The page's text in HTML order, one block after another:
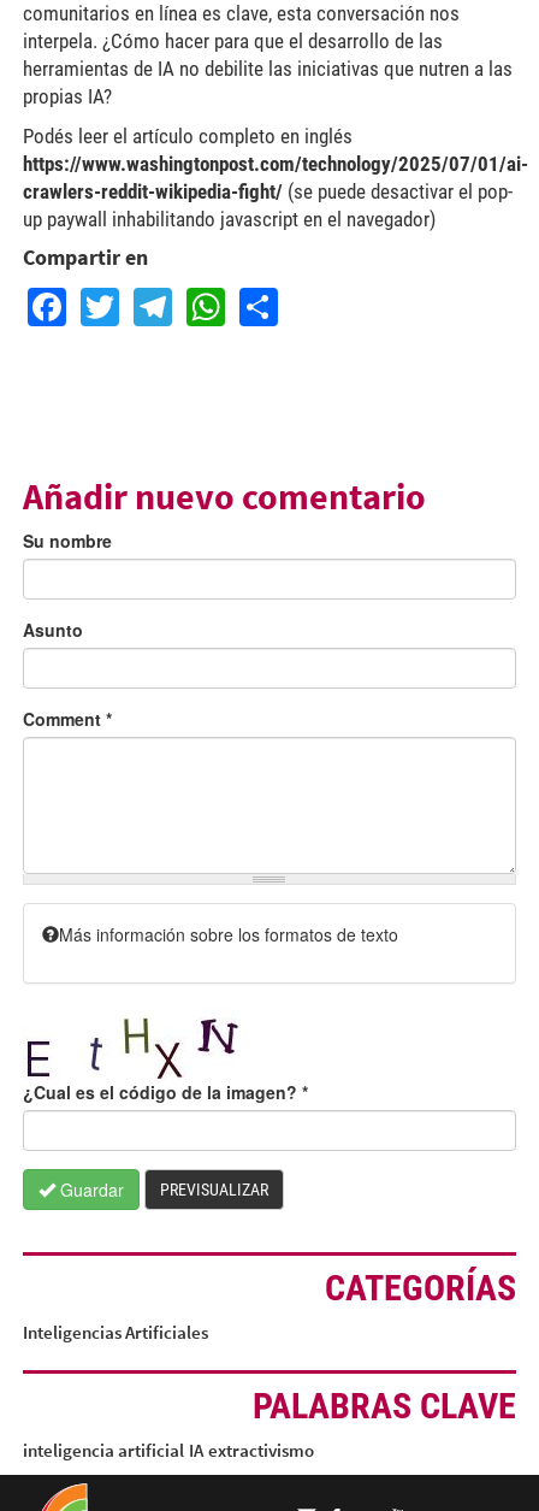
comunitarios en línea es clave, esta conversación nos
interpela. ¿Cómo hacer para que el desarrollo de las
herramientas de IA no debilite las iniciativas que nutren a las
propias IA?
Podés leer el artículo completo en inglés
https://www.washingtonpost.com/technology/2025/07/01/ai-
crawlers-reddit-wikipedia-fight/(se puede desactivar el pop-
up paywall inhabilitando javascript en el navegador)
Compartir en
Facebook
TwitterTelegram
WhatsApp
Share
Añadir nuevo comentario
Su nombre
Asunto
Comment *
Más información sobre los formatos de texto
¿Cual es el código de la imagen? *
Guardar PREVISUALIZAR
CATEGORÍAS
Inteligencias Artificiales
PALABRAS CLAVE
inteligencia artificial IA extractivismo